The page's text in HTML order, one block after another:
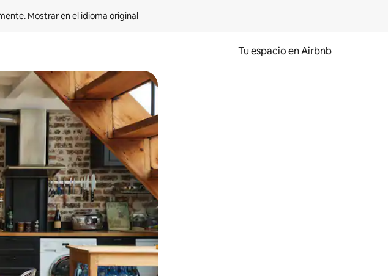
Mostrar en el idioma original
Tu espacio en Airbnb
arriba y hacia abajo, o bien tocando y deslizando la pantalla.